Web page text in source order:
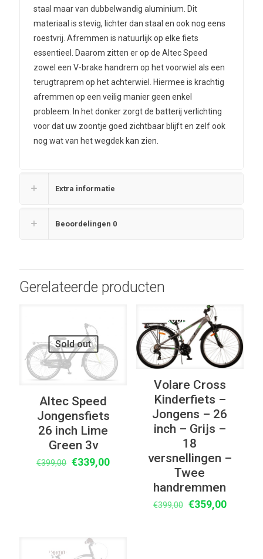
staal maar van dubbelwandig aluminium. Dit
materiaal is stevig, lichter dan staal en ook nog eens
roestvrij. Afremmen is natuurlijk op elke fiets
essentieel. Daarom zitten er op de Altec Speed
zowel een V-brake handrem op het voorwiel als een
terugtraprem op het achterwiel. Hiermee is krachtig
afremmen op een veilig manier geen enkel
probleem. In het donker zorgt de batterij verlichting
voor dat uw zoontje goed zichtbaar blijft en zelf ook
nog wat van het wegdek kan zien.
Extra informatie
Beoordelingen 0
Gerelateerde producten
Sold out
Altec Speed
Jongensfiets
26 inch Lime
Green 3v
€399,00 Oorspronkelijke
€339,00Huidige
UITVERKOOP
Volare Cross
Kinderfiets –
Jongens – 26
inch – Grijs –
18
versnellingen –
Twee
handremmen
€399,00 Oorspronkelijke
€359,00Huidige
UITVERKOOP